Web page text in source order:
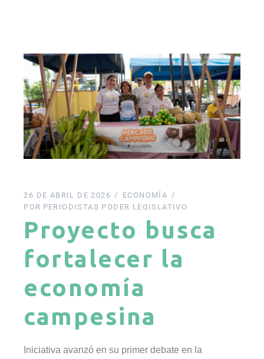
26 DE ABRIL DE 2026
ECONOMÍA
POR PERIODISTAS PODER LEGISLATIVO
Proyecto busca
fortalecer la
economía
campesina
Iniciativa avanzó en su primer debate en la